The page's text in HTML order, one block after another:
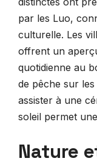
par les Luo,
culturelle. Les
offrent un
quotidienne au
de pêche sur
assister à une
soleil permet
Nature